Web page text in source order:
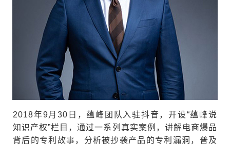
2018年9月30日，蕴峰团队入驻抖音，开设“蕴峰说
知识产权”栏目，通过一系列真实案例，讲解电商爆品
背后的专利故事，分析被抄袭产品的专利漏洞，普及